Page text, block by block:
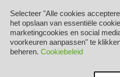
Selecteer "Alle cookies
het opslaan van essentiële
marketingcookies en social
voorkeuren aanpassen" te
beheren. Cookiebeleid
© Hogeschool PXL
Elfde-Liniestraat 24
B-3500 HASSELT